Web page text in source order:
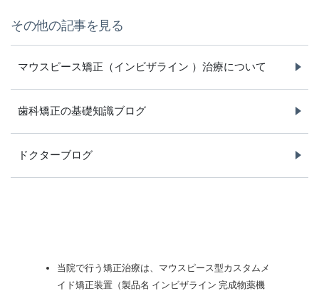
その他の記事を見る
マウスピース矯正（インビザライン ）治療について
歯科矯正の基礎知識ブログ
ドクターブログ
当院で行う矯正治療は、マウスピース型カスタムメ
イド矯正装置（製品名 インビザライン 完成物薬機